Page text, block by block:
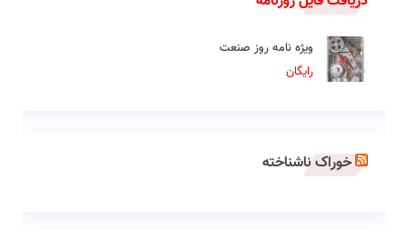
ویژه نامه روز صنعت
رایگان
خوراک ناشناخته